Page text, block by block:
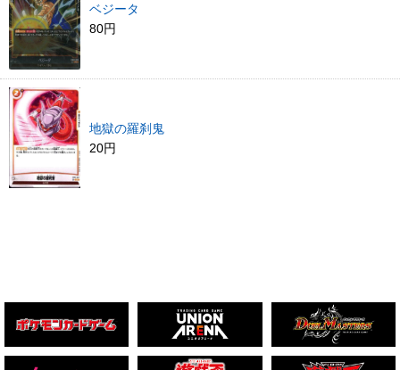
ベジータ
80円
地獄の羅刹鬼
20円